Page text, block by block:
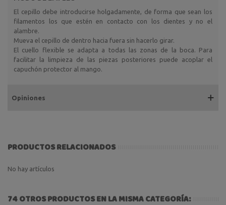
El cepillo debe introducirse holgadamente, de forma que sean los
filamentos los que estén en contacto con los dientes y no el
alambre.
Mueva el cepillo de dentro hacia fuera sin hacerlo girar.
El cuello flexible se adapta a todas las zonas de la boca. Para
facilitar la limpieza de las piezas posteriores puede acoplar el
capuchón protector al mango.
Opiniones
PRODUCTOS RELACIONADOS
No hay artículos
74 OTROS PRODUCTOS EN LA MISMA CATEGORÍA: